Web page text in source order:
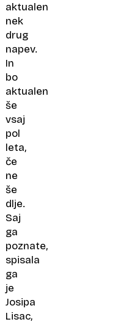
aktualen
nek
drug
napev.
In
bo
aktualen
še
vsaj
pol
leta,
če
ne
še
dlje.
Saj
ga
poznate,
spisala
ga
je
Josipa
Lisac,